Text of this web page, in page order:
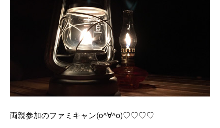
両親参加のファミキャン(o^∀^o)♡♡♡♡